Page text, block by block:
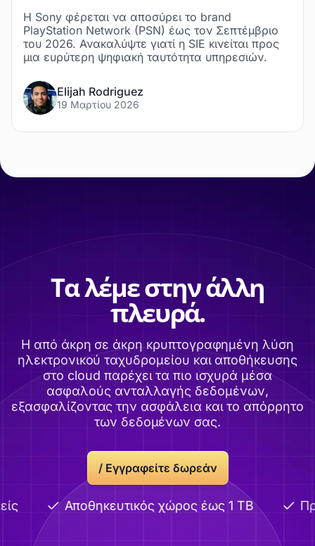
Η Sony φέρεται να αποσύρει το brand
PlayStation Network (PSN) έως τον Σεπτέμβριο
του 2026. Ανακαλύψτε γιατί η SIE κινείται προς
μια ευρύτερη ψηφιακή ταυτότητα υπηρεσιών.
Elijah Rodriguez
19 Μαρτίου 2026
Τα λέμε στην άλλη
πλευρά.
Η από άκρη σε άκρη κρυπτογραφημένη λύση
ηλεκτρονικού ταχυδρομείου και αποθήκευσης
στο cloud παρέχει τα πιο ισχυρά μέσα
ασφαλούς ανταλλαγής δεδομένων,
εξασφαλίζοντας την ασφάλεια και το απόρρητο
των δεδομένων σας.
/ Εγγραφείτε δωρεάν
Αποθηκευτικός χώρος έως 1 TB